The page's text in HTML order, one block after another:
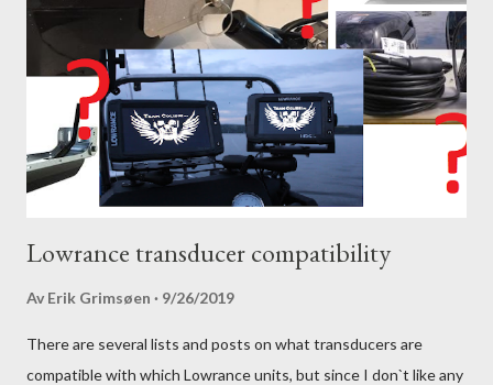
Lowrance transducer compatibility
Av Erik Grimsøen 9/26/2019
There are several lists and posts on what transducers are
compatible with which Lowrance units, but since I don`t like any